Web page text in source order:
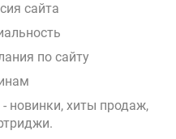
сайта
по сайту
новинки, хиты продаж,
.